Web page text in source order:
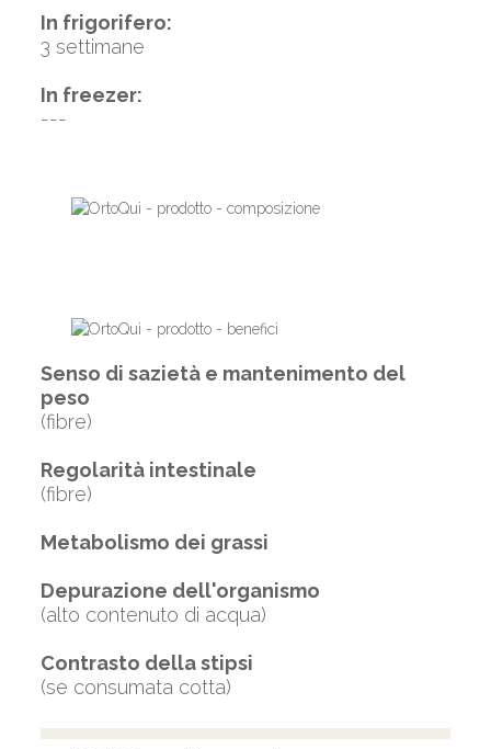
In frigorifero:
3 settimane
In freezer:
---
Senso di sazietà e mantenimento del
peso
(fibre)
Regolarità intestinale
(fibre)
Metabolismo dei grassi
Depurazione dell'organismo
(alto contenuto di acqua)
Contrasto della stipsi
(se consumata cotta)